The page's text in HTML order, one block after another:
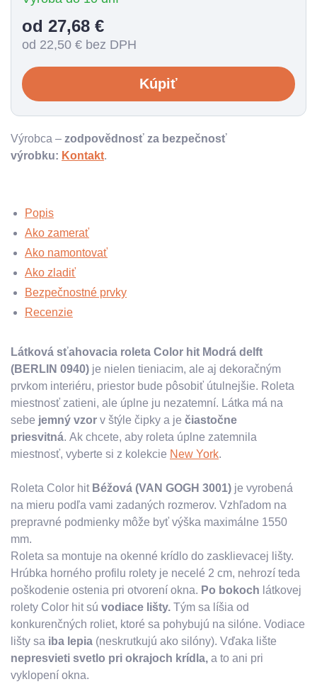
od 27,68 €
od 22,50 € bez DPH
Kúpiť
Výrobca – zodpovědnosť za bezpečnosť
výrobku: Kontakt.
Popis
Ako zamerať
Ako namontovať
Ako zladiť
Bezpečnostné prvky
Recenzie
Látková sťahovacia roleta Color hit Modrá delft
(BERLIN 0940) je nielen tieniacim, ale aj dekoračným
prvkom interiéru, priestor bude pôsobiť útulnejšie. Roleta
miestnosť zatieni, ale úplne ju nezatemní. Látka má na
sebe jemný vzor v štýle čipky a je čiastočne
priesvitná. Ak chcete, aby roleta úplne zatemnila
miestnosť, vyberte si z kolekcie New York.
Roleta Color hit Béžová (VAN GOGH 3001) je vyrobená
na mieru podľa vami zadaných rozmerov. Vzhľadom na
prepravné podmienky môže byť výška maximálne 1550
mm.
Roleta sa montuje na okenné krídlo do zasklievacej lišty.
Hrúbka horného profilu rolety je necelé 2 cm, nehrozí teda
poškodenie ostenia pri otvorení okna. Po bokoch látkovej
rolety Color hit sú vodiace lišty. Tým sa líšia od
konkurenčných roliet, ktoré sa pohybujú na silóne. Vodiace
lišty sa iba lepia (neskrutkujú ako silóny). Vďaka lište
nepresvieti svetlo pri okrajoch krídla, a to ani pri
vyklopení okna.